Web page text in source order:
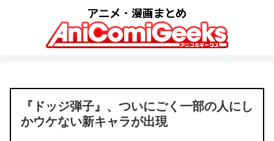
『ドッジ弾子』、ついにごく一部の人にし
かウケない新キャラが出現